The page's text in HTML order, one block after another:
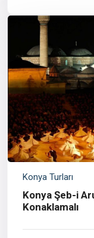
Konya Turları
Konya Şeb-i
Konaklamalı